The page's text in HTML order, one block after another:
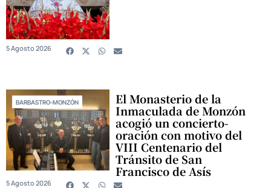
5 Agosto 2026
BARBASTRO-MONZÓN El Monasterio de la
Inmaculada de Monzón
acogió un concierto-
oración con motivo del
VIII Centenario del
Tránsito de San
Francisco de Asís
5 Agosto 2026